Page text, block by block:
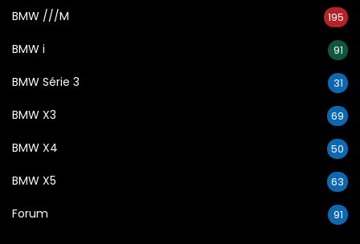
BMW ///M 195
BMW i 91
BMW Série 3 31
BMW X3 69
BMW X4 50
BMW X5 63
Forum 91